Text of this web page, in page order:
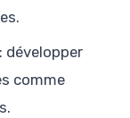
: développer
comme